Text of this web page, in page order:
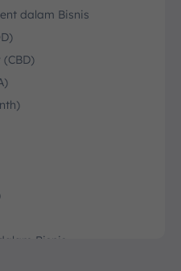
dalam Bisnis
Bisnis